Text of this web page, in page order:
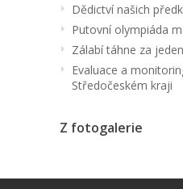
Dědictví našich
Putovní olympiáda
Zálabí táhne za
Evaluace a
Středočeském kraji
Z fotogalerie